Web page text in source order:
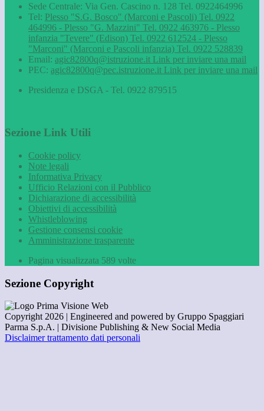
Sede Centrale: Via Gen. Cascino n. 128 Tel. 0922464996
Tel: Plesso "S.G. Bosco" (Marconi e Pascoli) Tel. 0922
464996 - Plesso "G. Mazzini" Tel. 0922 463976 - Plesso
infanzia "Tevere" (Edison) Tel. 0922 612524 - Plesso
"Marconi" (Marconi e Pascoli infanzia) Tel. 0922 528839
Email: agic82800q@istruzione.it Link per inviare una mail
PEC: agic82800q@pec.istruzione.it Link per inviare una mail
Presidenza e DSGA - Tel. 0922 879515
Sezione Link Utili
Cookie policy
Note legali
Informativa Privacy
Ufficio Relazioni con il Pubblico
Dichiarazione di accessibilità
Obiettivi di accessibilità
Whistleblowing
Gestione consensi cookie
Amministrazione trasparente
Pagina visualizzata 589 volte
Sezione Copyright
Copyright 2026 | Engineered and powered by Gruppo Spaggiari
Parma S.p.A. | Divisione Publishing & New Social Media
Disclaimer trattamento dati personali